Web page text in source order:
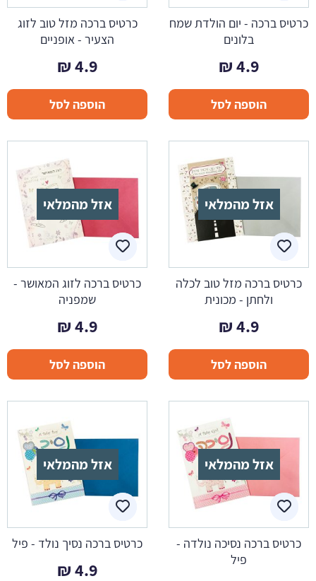
כרטיס ברכה - יום הולדת שמח
בלונים
4.9
₪
הוספה לסל
כרטיס ברכה מזל טוב לזוג
הצעיר - אופניים
4.9
₪
הוספה לסל
אזל מהמלאי
כרטיס ברכה מזל טוב לכלה
ולחתן - מכונית
4.9
₪
הוספה לסל
אזל מהמלאי
כרטיס ברכה לזוג המאושר -
שמפניה
4.9
₪
הוספה לסל
אזל מהמלאי
כרטיס ברכה נסיכה נולדה -
פיל
אזל מהמלאי
כרטיס ברכה נסיך נולד - פיל
4.9
₪